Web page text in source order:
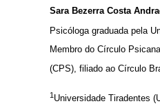
Sara Bezerra Costa
Psicóloga graduada pela
Membro do Círculo
(CPS), filiado ao Círculo
1 Universidade Tiradentes